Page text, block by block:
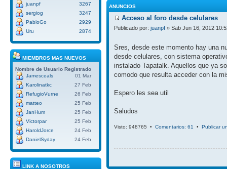
juanpf
3267
sergiog
3247
PabloGo
2929
Uru
2874
MIEMBROS MAS NUEVOS
Nombre de Usuario Registrado
Jamesceals
01 Mar
Karolinatkc
27 Feb
RefugioVurne
26 Feb
matteo
25 Feb
JanHum
25 Feb
Victorpar
25 Feb
HaroldJorce
24 Feb
DanielSyday
24 Feb
LINK A NOSOTROS
ANUNCIOS
Acceso al foro desde celulares
Publicado por: juanpf » Sab Jun 16, 2012
Sres, desde este momento hay una
desde celulares, con sistema
instalado Tapatalk. Aquellos que ya
comodo que resulta acceder con la
Espero les sea util
Saludos
Visto: 948765 • Comentarios: 61 • Publicar